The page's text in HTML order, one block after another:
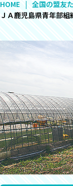
HOME 全国の盟友
ＪＡ鹿児島県青年部